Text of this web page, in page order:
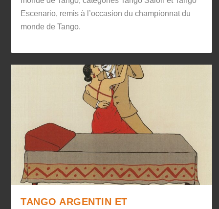
Escenario, remis à l’occasion du championnat du
monde de Tango.
TANGO ARGENTIN ET